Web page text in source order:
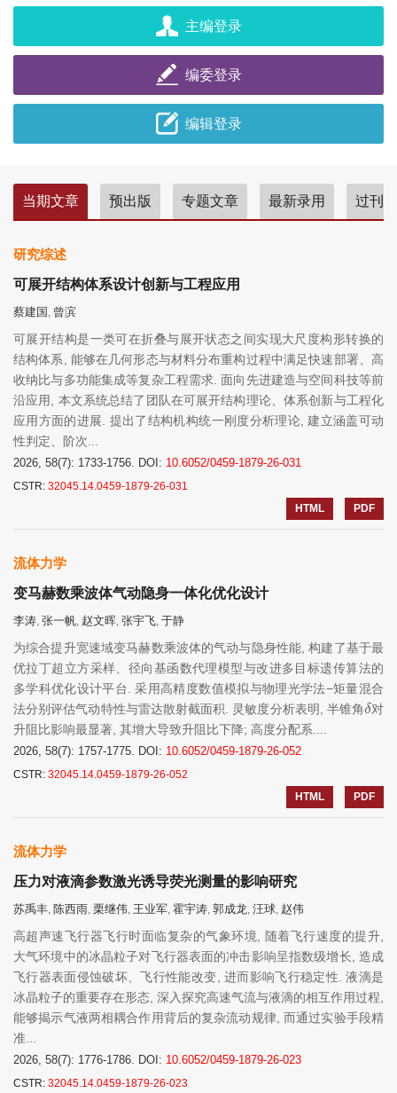
主编登录
编委登录
编辑登录
当期文章 预出版 专题文章 最新录用 过刊
研究综述
可展开结构体系设计创新与工程应用
蔡建国 , 曾滨
可展开结构是一类可在折叠与展开状态之间实现大尺度构形转换的
结构体系, 能够在几何形态与材料分布重构过程中满足快速部署、高
收纳比与多功能集成等复杂工程需求. 面向先进建造与空间科技等前
沿应用, 本文系统总结了团队在可展开结构理论、体系创新与工程化
应用方面的进展. 提出了结构机构统一刚度分析理论, 建立涵盖可动
性判定、阶次...
2026, 58(7): 1733-1756. DOI: 10.6052/0459-1879-26-031
CSTR: 32045.14.0459-1879-26-031
HTML
PDF
流体力学
变马赫数乘波体气动隐身一体化优化设计
李涛, 张一帆, 赵文晖, 张宇飞, 于静
为综合提升宽速域变马赫数乘波体的气动与隐身性能, 构建了基于最
优拉丁超立方采样、径向基函数代理模型与改进多目标遗传算法的
多学科优化设计平台. 采用高精度数值模拟与物理光学法−矩量混合
法分别评估气动特性与雷达散射截面积. 灵敏度分析表明, 半锥角δ对
升阻比影响最显著, 其增大导致升阻比下降; 高度分配系....
2026, 58(7): 1757-1775. DOI: 10.6052/0459-1879-26-052
CSTR: 32045.14.0459-1879-26-052
HTML
PDF
流体力学
压力对液滴参数激光诱导荧光测量的影响研究
苏禹丰, 陈西雨, 栗继伟, 王业军, 霍宇涛, 郭成龙, 汪球, 赵伟
高超声速飞行器飞行时面临复杂的气象环境, 随着飞行速度的提升,
大气环境中的冰晶粒子对飞行器表面的冲击影响呈指数级增长, 造成
飞行器表面侵蚀破坏、飞行性能改变, 进而影响飞行稳定性. 液滴是
冰晶粒子的重要存在形态, 深入探究高速气流与液滴的相互作用过程,
能够揭示气液两相耦合作用背后的复杂流动规律, 而通过实验手段精
准...
2026, 58(7): 1776-1786. DOI: 10.6052/0459-1879-26-023
CSTR: 32045.14.0459-1879-26-023